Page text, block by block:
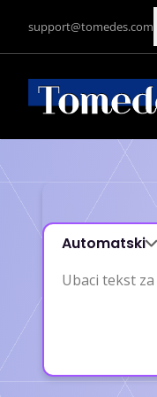
support@tomedes.com